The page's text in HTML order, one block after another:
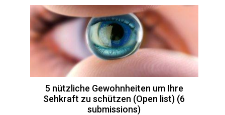
5 nützliche Gewohnheiten um Ihre
Sehkraft zu schützen (Open list) (6
submissions)